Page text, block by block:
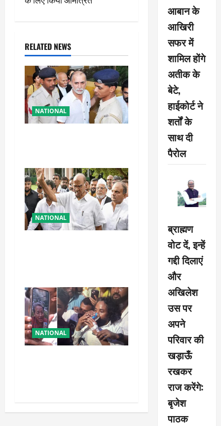
a
i
g
a
t
n
RELATED NEWS
NATIONAL
NATIONAL
NATIONAL
आबान के
आखिरी
सफर में
शामिल होंगे
अतीक के
बेटे,
हाईकोर्ट ने
शर्तों के
साथ दी
पैरोल
ब्राह्मण
वोट दें, इन्हें
गद्दी दिलाएं
और
अखिलेश
उस पर
अपने
परिवार की
खड़ाऊँ
रखकर
राज करेंगे:
बृजेश
पाठक